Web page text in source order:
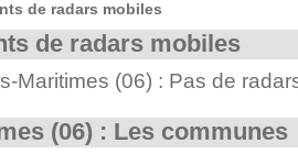
de radars mobiles
de radars mobiles
Maritimes (06) : Pas de
(06) : Les communes